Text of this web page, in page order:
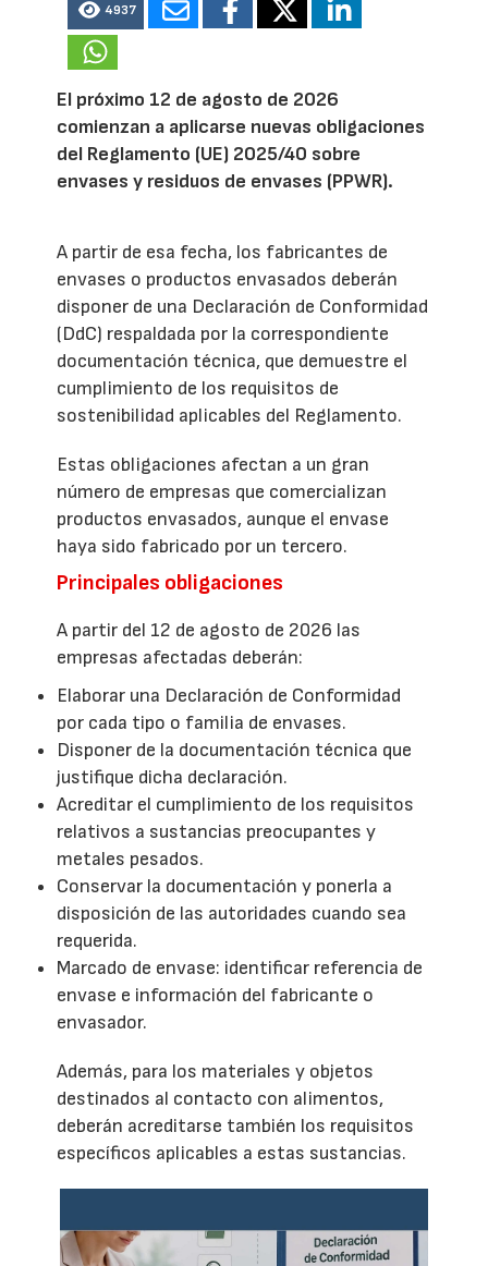
4937
El próximo 12 de agosto de 2026
comienzan a aplicarse nuevas obligaciones
del Reglamento (UE) 2025/40 sobre
envases y residuos de envases (PPWR).
A partir de esa fecha, los fabricantes de
envases o productos envasados deberán
disponer de una Declaración de Conformidad
(DdC) respaldada por la correspondiente
documentación técnica, que demuestre el
cumplimiento de los requisitos de
sostenibilidad aplicables del Reglamento.
Estas obligaciones afectan a un gran
número de empresas que comercializan
productos envasados, aunque el envase
haya sido fabricado por un tercero.
Principales obligaciones
A partir del 12 de agosto de 2026 las
empresas afectadas deberán:
Elaborar una Declaración de Conformidad
por cada tipo o familia de envases.
Disponer de la documentación técnica que
justifique dicha declaración.
Acreditar el cumplimiento de los requisitos
relativos a sustancias preocupantes y
metales pesados.
Conservar la documentación y ponerla a
disposición de las autoridades cuando sea
requerida.
Marcado de envase: identificar referencia de
envase e información del fabricante o
envasador.
Además, para los materiales y objetos
destinados al contacto con alimentos,
deberán acreditarse también los requisitos
específicos aplicables a estas sustancias.